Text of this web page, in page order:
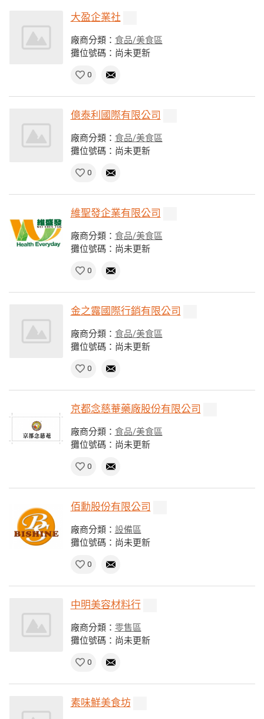
大盈企業社
廠商分類： 食品/美食區
攤位號碼：尚未更新
0
億泰利國際有限公司
廠商分類： 食品/美食區
攤位號碼：尚未更新
0
維聖發企業有限公司
廠商分類： 食品/美食區
攤位號碼：尚未更新
0
金之露國際行銷有限公司
廠商分類： 食品/美食區
攤位號碼：尚未更新
0
京都念慈菴藥廠股份有限公司
廠商分類： 食品/美食區
攤位號碼：尚未更新
0
佰勳股份有限公司
廠商分類： 設備區
攤位號碼：尚未更新
0
中明美容材料行
廠商分類： 零售區
攤位號碼：尚未更新
0
素味鮮美食坊